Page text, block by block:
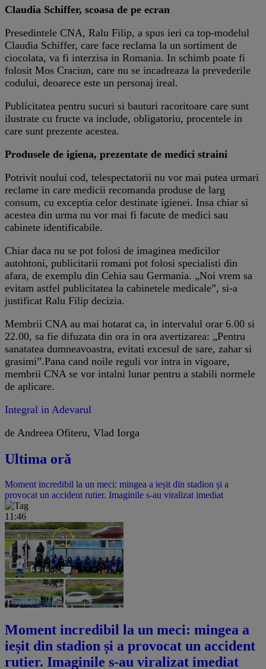
Claudia Schiffer, scoasa de pe ecran
Presedintele CNA, Ralu Filip, a spus ieri ca top-modelul
Claudia Schiffer, care face reclama la un sortiment de
ciocolata, va fi interzisa in Romania. In schimb poate fi
folosit Mos Craciun, care nu se incadreaza la prevederile
codului, deoarece este un personaj ireal.
Publicitatea pentru sucuri si bauturi racoritoare care sunt
ilustrate cu fructe va include, obligatoriu, procentele in
care sunt prezente acestea.
Produsele de igiena, prezentate de medici straini
Potrivit noului cod, telespectatorii nu vor mai putea urmari
reclame in care medicii recomanda produse de larg
consum, cu exceptia celor destinate igienei. Insa chiar si
acestea din urma nu vor mai fi facute de medici sau
cabinete identificabile.
Chiar daca nu se pot folosi de imaginea medicilor
autohtoni, publicitarii romani pot folosi specialisti din
afara, de exemplu din Cehia sau Germania. „Noi vrem sa
evitam astfel publicitatea la cabinetele medicale”, si-a
justificat Ralu Filip decizia.
Membrii CNA au mai hotarat ca, in intervalul orar 6.00 si
22.00, sa fie difuzata din ora in ora avertizarea: „Pentru
sanatatea dumneavoastra, evitati excesul de sare, zahar si
grasimi”.Pana cand noile reguli vor intra in vigoare,
membrii CNA se vor intalni lunar pentru a stabili normele
de aplicare.
Integral in Adevarul
de Andreea Ofiteru, Vlad Iorga
Ultima oră
Moment incredibil la un meci: mingea a ieșit din stadion și a
provocat un accident rutier. Imaginile s-au viralizat imediat
11:46
Moment incredibil la un meci: mingea a
ieșit din stadion și a provocat un accident
rutier. Imaginile s-au viralizat imediat